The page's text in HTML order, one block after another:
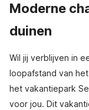
Moderne
duinen
Wil jij verblijven in
loopafstand van
het vakantiepark
voor jou. Dit